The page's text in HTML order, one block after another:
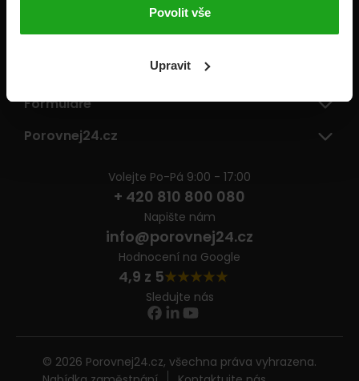
Povolit vše
Upravit
Pojišťovny
Formuláře
Porovnej24.cz
Volejte Po-Pá 9:00 - 17:00
+ 420 810 800 080
Napište nám
info@porovnej24.cz
Hodnocení na Google
4,9 z 5
Sledujte nás
© 2026 Porovnej24.cz, všechna práva vyhrazena.